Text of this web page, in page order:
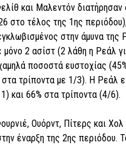
και Μαλεντόν
στο τέλος της 1ης
στην άμυνα της
μόνο 2 ασίστ (2 λάθη η Ρεάλ
ποσοστά ευστοχίας
στα τρίποντα με 1/3). Η Ρεάλ
και 66% στα τρίποντα (4/6).
Ουόρντ, Πίτερς και Χολ
έναρξη της 2ης περιόδου.